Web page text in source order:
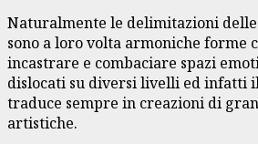
Naturalmente le delimitazioni
sono a loro volta armoniche forme
incastrare e combaciare spazi
dislocati su diversi livelli ed infatti
traduce sempre in creazioni di
artistiche.